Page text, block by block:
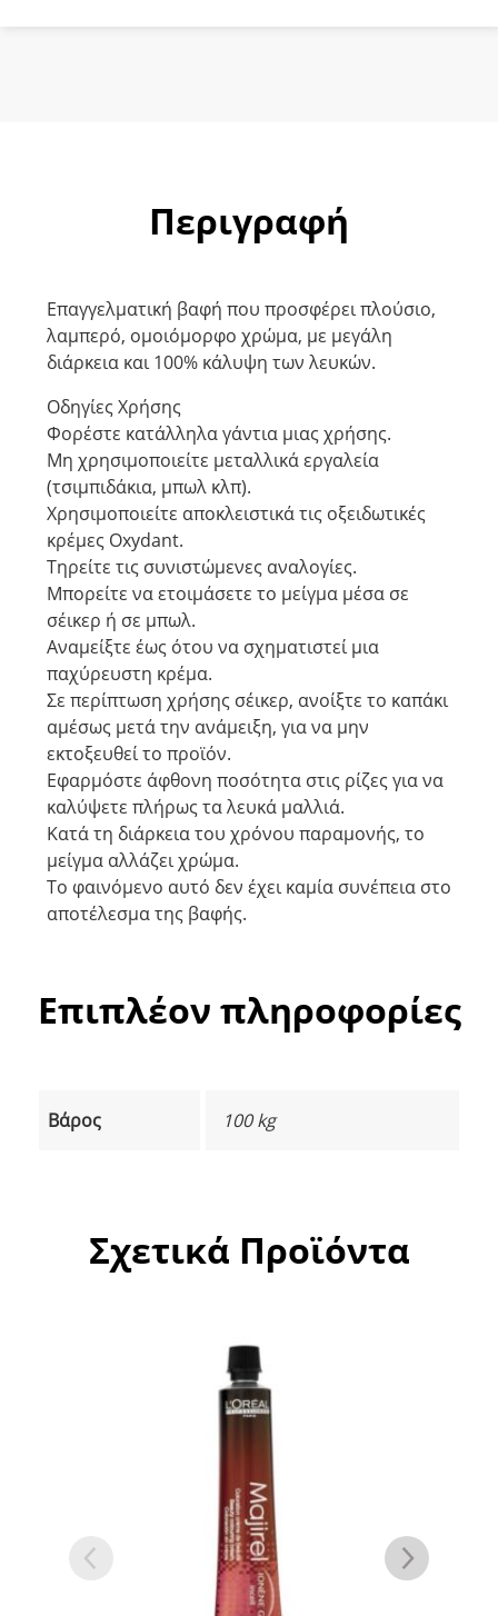
Περιγραφή
Επαγγελματική βαφή που προσφέρει πλούσιο,
λαμπερό, ομοιόμορφο χρώμα, με μεγάλη
διάρκεια και 100% κάλυψη των λευκών.
Οδηγίες Χρήσης
Φορέστε κατάλληλα γάντια μιας χρήσης.
Μη χρησιμοποιείτε μεταλλικά εργαλεία
(τσιμπιδάκια, μπωλ κλπ).
Χρησιμοποιείτε αποκλειστικά τις οξειδωτικές
κρέμες Oxydant.
Τηρείτε τις συνιστώμενες αναλογίες.
Μπορείτε να ετοιμάσετε το μείγμα μέσα σε
σέικερ ή σε μπωλ.
Αναμείξτε έως ότου να σχηματιστεί μια
παχύρευστη κρέμα.
Σε περίπτωση χρήσης σέικερ, ανοίξτε το καπάκι
αμέσως μετά την ανάμειξη, για να μην
εκτοξευθεί το προϊόν.
Εφαρμόστε άφθονη ποσότητα στις ρίζες για να
καλύψετε πλήρως τα λευκά μαλλιά.
Κατά τη διάρκεια του χρόνου παραμονής, το
μείγμα αλλάζει χρώμα.
Το φαινόμενο αυτό δεν έχει καμία συνέπεια στο
αποτέλεσμα της βαφής.
Επιπλέον πληροφορίες
Βάρος 100 kg
Σχετικά Προϊόντα